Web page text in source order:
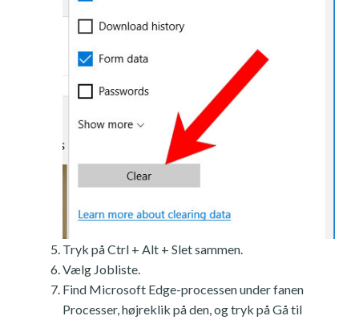
Tryk på Ctrl + Alt + Slet sammen.
Vælg Jobliste.
Find Microsoft Edge-processen under fanen
Processer, højreklik på den, og tryk på Gå til